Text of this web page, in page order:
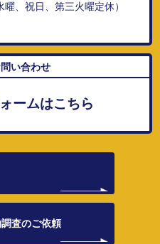
、祝日、第三火曜定休）
い合わせ
ームはこちら
査のご依頼